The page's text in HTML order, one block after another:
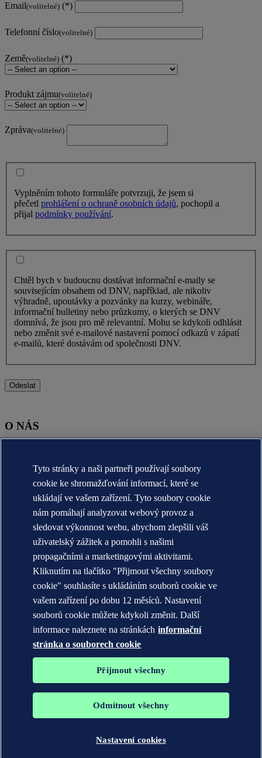
Email(volitelné)
Telefonní číslo(volitelné)
Země(volitelné)
Produkt zájmu(volitelné)
Zpráva(volitelné)
Vyplněním tohoto formuláře potvrzuji, že jsem si
přečetl prohlášení o ochraně osobních údajů, pochopil a
přijal podmínky používání.
Chtěl bych v budoucnu dostávat informační e-maily se
souvisejícím obsahem od DNV, například, ale nikoliv
výhradně, upoutávky a pozvánky na kurzy, webináře,
informační bulletiny nebo průzkumy, o kterých se DNV
domnívá, že jsou pro mě relevantní. Mohu se kdykoli odhlásit
nebo změnit své e-mailové nastavení pomocí odkazů v zápatí
e-mailů, které dostávám od společnosti DNV.
Odeslat
O NÁS
Stručná historie (globální)
Annual reports
KONTAKT:
Seznamte se s týmem DNV
Prohlášení o ochraně soukromí
Podmínky použití
Copyright © DNV AS 2026
Informace o cookies
Ochranné známky DNV GL®, DNV®, The Horizon Graphic a Det
Veritas. Všechna práva vyhrazena.
Tyto stránky a naši partneři používají soubory
cookie ke shromažďování informací, které se
ukládají ve vašem zařízení. Tyto soubory cookie
nám pomáhají analyzovat webový provoz a
sledovat výkonnost webu, abychom zlepšili váš
uživatelský zážitek a pomohli s našimi
propagačními a marketingovými aktivitami.
Kliknutím na tlačítko "Přijmout všechny soubory
cookie" souhlasíte s ukládáním souborů cookie ve
vašem zařízení po dobu 12 měsíců. Nastavení
souborů cookie můžete kdykoli změnit. Další
informace naleznete na stránkách informační
stránka o souborech cookie
Přijmout všechny
Odmítnout všechny
Nastavení cookies